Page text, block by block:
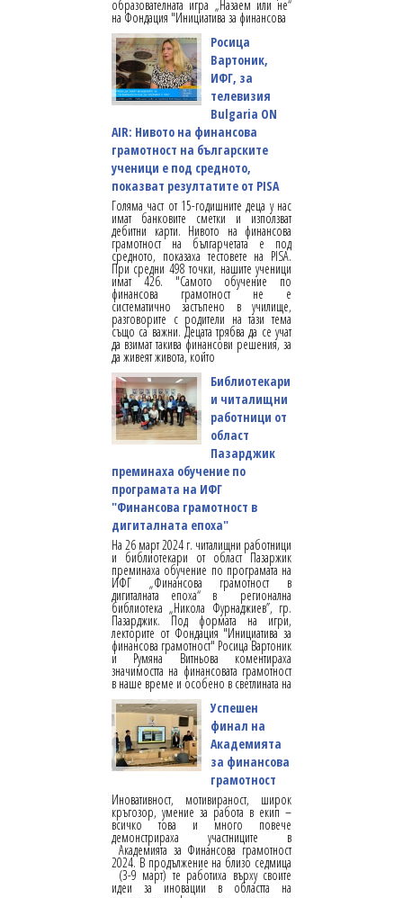
образователната игра „Назаем или не“
на Фондация "Инициатива за финансова
Росица
Вартоник,
ИФГ, за
телевизия
Bulgaria ON
AIR: Нивото на финансова
грамотност на българските
ученици е под средното,
показват резултатите от PISA
Голяма част от 15-годишните деца у нас
имат банковите сметки и използват
дебитни карти. Нивото на финансова
грамотност на българчетата е под
средното, показаха тестовете на PISA.
При средни 498 точки, нашите ученици
имат 426. "Самото обучение по
финансова грамотност не е
систематично застъпено в училище,
разговорите с родители на тази тема
също са важни. Децата трябва да се учат
да взимат такива финансови решения, за
да живеят живота, който
Библиотекари
и читалищни
работници от
област
Пазарджик
преминаха обучение по
програмата на ИФГ
"Финансова грамотност в
дигиталната епоха"
На 26 март 2024 г. читалищни работници
и библиотекари от област Пазаржик
преминаха обучение по програмата на
ИФГ „Финансова грамотност в
дигиталната епоха“ в регионална
библиотека „Никола Фурнаджиев”, гр.
Пазарджик. Под формата на игри,
лекторите от Фондация "Инициатива за
финансова грамотност" Росица Вартоник
и Румяна Витньова коментираха
значимостта на финансовата грамотност
в наше време и особено в светлината на
Успешен
финал на
Академията
за финансова
грамотност
Иновативност, мотивираност, широк
кръгозор, умение за работа в екип –
всичко това и много повече
демонстрираха участниците в
Академията за Финансова грамотност
2024. В продължение на близо седмица
(3-9 март) те работиха върху своите
идеи за иновации в областта на